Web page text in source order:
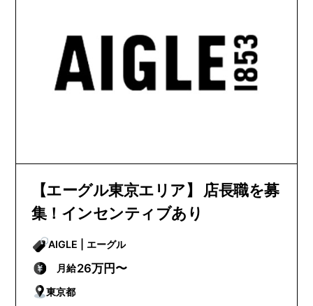
【エーグル東京エリア】 店長職を募
集！インセンティブあり
AIGLE | エーグル
月給26万円〜
東京都